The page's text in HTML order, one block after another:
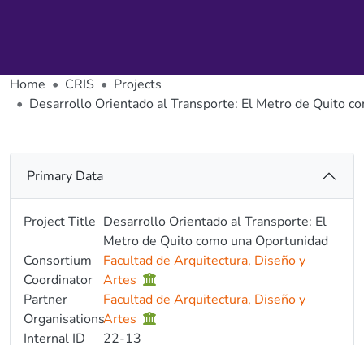
Home CRIS
Projects
Desarrollo Orientado al Transporte: El Metro de Quito
Primary Data
Project Title Desarrollo Orientado al Transporte: El
Metro de Quito como una Oportunidad
Consortium
Coordinator
Facultad de Arquitectura, Diseño y
Artes
Partner
Organisations
Facultad de Arquitectura, Diseño y
Artes
Internal ID
22-13